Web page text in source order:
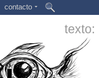
contacto
texto: